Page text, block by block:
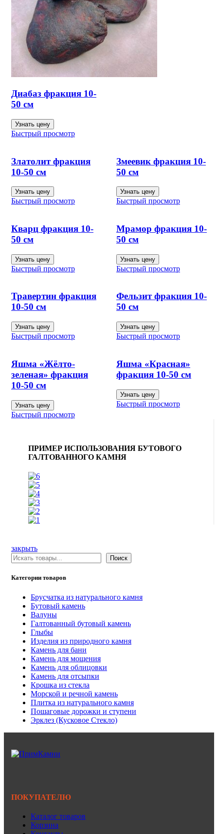
закрыть
Поиск
Поиск
Категории товаров
Брусчатка из натурального камня
Бутовый камень
Валуны
Галтованный бутовый камень
Глыбы
Изделия из природного камня
Камень для бани
Камень для мощения
Камень для облицовки
Камень для отсыпки
Крошка из стекла
Морской и речной камень
Плитка из натурального камня
Пошаговые дорожки и ступени
Эрклез (Кусковое Стекло)
Диабаз фракция 10-
50 см
Узнать цену
Быстрый просмотр
Златолит фракция
10-50 см
Узнать цену
Быстрый просмотр
Змеевик фракция 10-
50 см
Узнать цену
Быстрый просмотр
Кварц фракция 10-
50 см
Узнать цену
Быстрый просмотр
Мрамор фракция 10-
50 см
Узнать цену
Быстрый просмотр
Травертин фракция
10-50 см
Узнать цену
Быстрый просмотр
Фельзит фракция 10-
50 см
Узнать цену
Быстрый просмотр
Яшма «Жёлто-
зеленая» фракция
10-50 см
Узнать цену
Быстрый просмотр
Яшма «Красная»
фракция 10-50 см
Узнать цену
Быстрый просмотр
ПРИМЕР ИСПОЛЬЗОВАНИЯ БУТОВОГО
ГАЛТОВАННОГО КАМНЯ
ПОКУПАТЕЛЮ
Каталог товаров
Корзина